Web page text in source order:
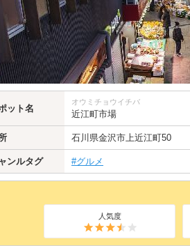
ット名
オウミチョウイチバ
近江町市場
石川県金沢市上近江町50
ンルタグ #グルメ
人気度